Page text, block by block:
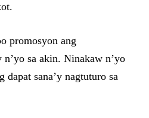
promosyon ang
sa akin. Ninakaw n’yo
dapat sana’y nagtuturo sa